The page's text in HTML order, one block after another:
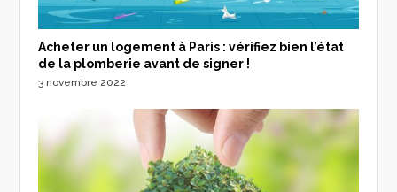
Acheter un logement à Paris : vérifiez bien l’état
de la plomberie avant de signer !
3 novembre 2022